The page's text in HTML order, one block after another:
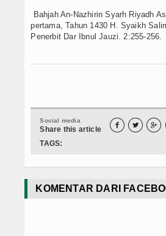
Bahjah An-Nazhirin Syarh Riyadh
pertama, Tahun 1430 H. Syaikh
Penerbit Dar Ibnul Jauzi. 2:255-256.
Social media
Share this article   
TAGS:
KOMENTAR DARI